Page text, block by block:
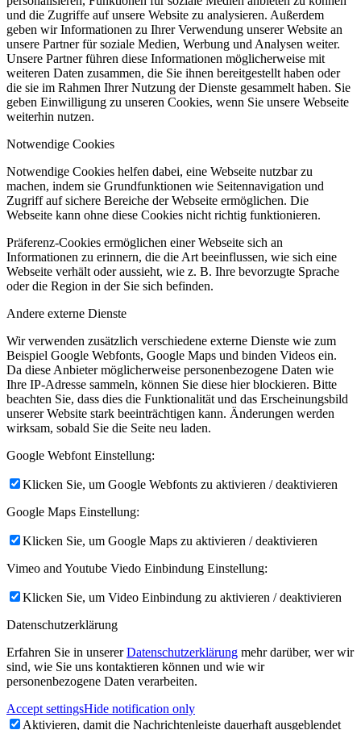
und die Zugriffe auf unsere Website zu analysieren. Außerdem
geben wir Informationen zu Ihrer Verwendung unserer Website an
unsere Partner für soziale Medien, Werbung und Analysen weiter.
Unsere Partner führen diese Informationen möglicherweise mit
weiteren Daten zusammen, die Sie ihnen bereitgestellt haben oder
die sie im Rahmen Ihrer Nutzung der Dienste gesammelt haben. Sie
geben Einwilligung zu unseren Cookies, wenn Sie unsere Webseite
weiterhin nutzen.
Notwendige Cookies
Notwendige Cookies helfen dabei, eine Webseite nutzbar zu
machen, indem sie Grundfunktionen wie Seitennavigation und
Zugriff auf sichere Bereiche der Webseite ermöglichen. Die
Webseite kann ohne diese Cookies nicht richtig funktionieren.
Präferenz-Cookies ermöglichen einer Webseite sich an
Informationen zu erinnern, die die Art beeinflussen, wie sich eine
Webseite verhält oder aussieht, wie z. B. Ihre bevorzugte Sprache
oder die Region in der Sie sich befinden.
Andere externe Dienste
Wir verwenden zusätzlich verschiedene externe Dienste wie zum
Beispiel Google Webfonts, Google Maps und binden Videos ein.
Da diese Anbieter möglicherweise personenbezogene Daten wie
Ihre IP-Adresse sammeln, können Sie diese hier blockieren. Bitte
beachten Sie, dass dies die Funktionalität und das Erscheinungsbild
unserer Website stark beeinträchtigen kann. Änderungen werden
wirksam, sobald Sie die Seite neu laden.
Google Webfont Einstellung:
Klicken Sie, um Google Webfonts zu aktivieren / deaktivieren
Google Maps Einstellung:
Klicken Sie, um Google Maps zu aktivieren / deaktivieren
Vimeo and Youtube Viedo Einbindung Einstellung:
Klicken Sie, um Video Einbindung zu aktivieren / deaktivieren
Datenschutzerklärung
Erfahren Sie in unsererDatenschutzerklärung mehr darüber, wer wir
sind, wie Sie uns kontaktieren können und wie wir
personenbezogene Daten verarbeiten.
Accept settingsHide notification only
Aktivieren, damit die Nachrichtenleiste dauerhaft ausgeblendet